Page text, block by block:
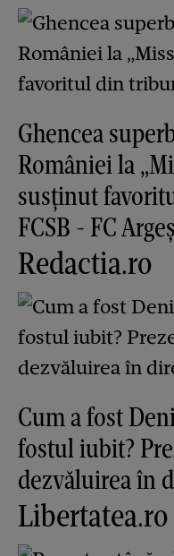
Ghencea
României la
susținut
FCSB - FC Argeș
Redactia.ro
Cum a fost
fostul iubit?
dezvăluirea în
Libertatea.ro